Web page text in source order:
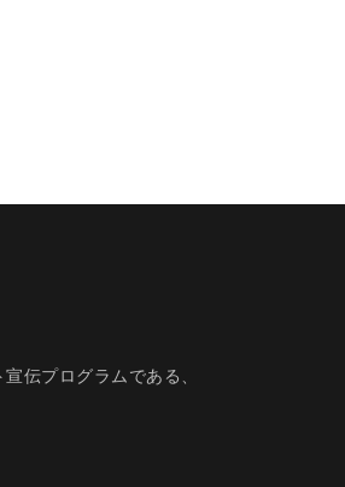
伝プログラムである、